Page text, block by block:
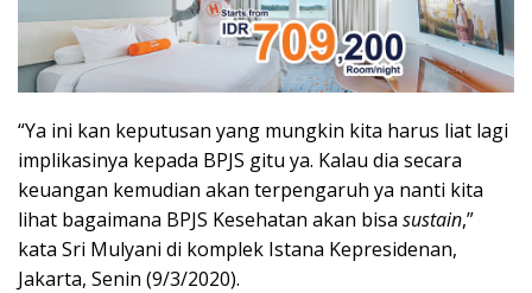
“Ya ini kan keputusan yang mungkin kita harus liat lagi
implikasinya kepada BPJS gitu ya. Kalau dia secara
keuangan kemudian akan terpengaruh ya nanti kita
lihat bagaimana BPJS Kesehatan akan bisa sustain,”
kata Sri Mulyani di komplek Istana Kepresidenan,
Jakarta, Senin (9/3/2020).